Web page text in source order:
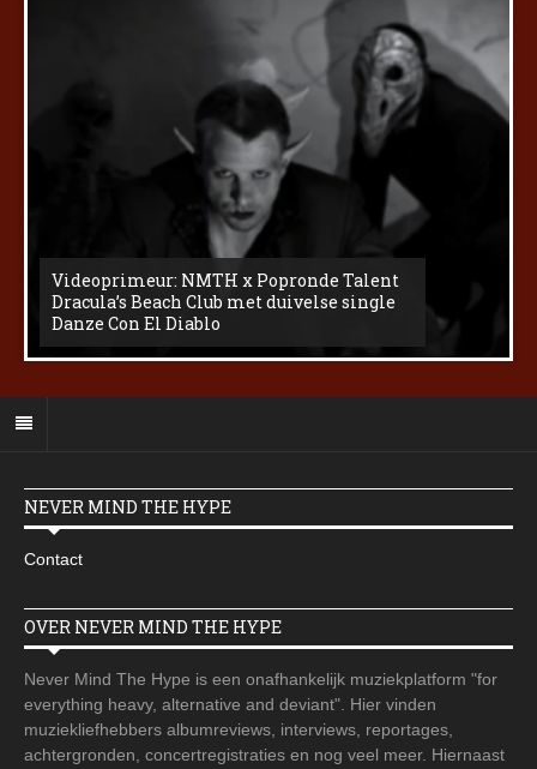
Videoprimeur: NMTH x Popronde Talent
Dracula’s Beach Club met duivelse single
Danze Con El Diablo
NEVER MIND THE HYPE
Contact
OVER NEVER MIND THE HYPE
Never Mind The Hype is een onafhankelijk muziekplatform "for
everything heavy, alternative and deviant". Hier vinden
muziekliefhebbers albumreviews, interviews, reportages,
achtergronden, concertregistraties en nog veel meer. Hiernaast